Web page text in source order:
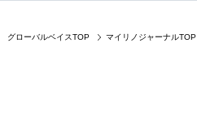
グローバルベイスTOP マイリノジャーナルTOP